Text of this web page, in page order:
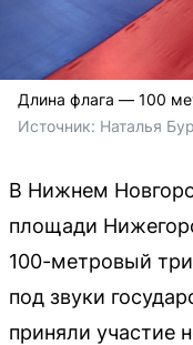
Длина флага — 100
Источник: Наталья
В Нижнем
площади
100-метровый
под звуки
приняли участие